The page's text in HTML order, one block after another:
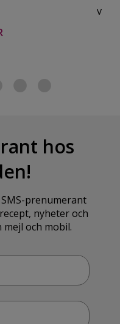
hos
prenumerant
nyheter och
och mobil.